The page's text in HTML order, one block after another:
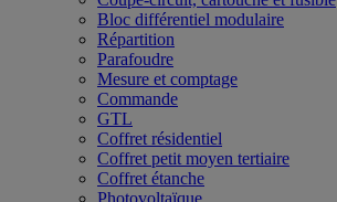
Bloc différentiel modulaire
Répartition
Parafoudre
Mesure et comptage
Commande
GTL
Coffret résidentiel
Coffret petit moyen tertiaire
Coffret étanche
Photovoltaïque